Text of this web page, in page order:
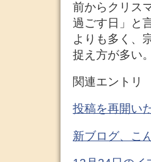
前からクリス
過ごす日」と
よりも多く、
捉え方が多い
関連エントリ
投稿を再開い
新ブログ、こ